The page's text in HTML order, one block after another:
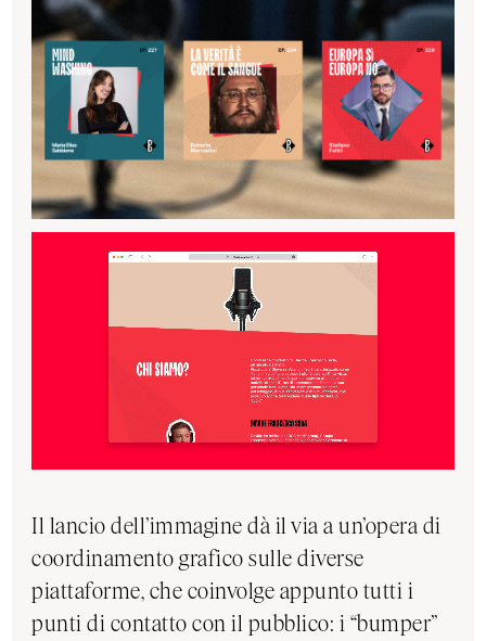
Il lancio dell’immagine dà il via a un’opera di
coordinamento grafico sulle diverse
piattaforme, che coinvolge appunto tutti i
punti di contatto con il pubblico: i “bumper”